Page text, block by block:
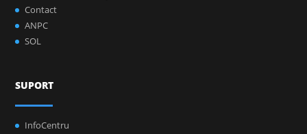
Contact
ANPC
SOL
SUPORT
InfoCentru